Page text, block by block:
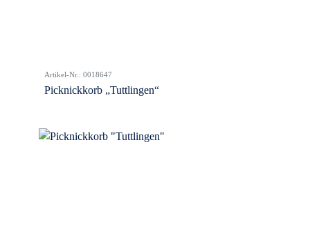
Artikel-Nr.: 0018647
Picknickkorb „Tuttlingen“